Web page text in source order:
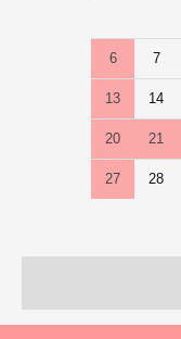
6 7
13 14
20 21
27 28